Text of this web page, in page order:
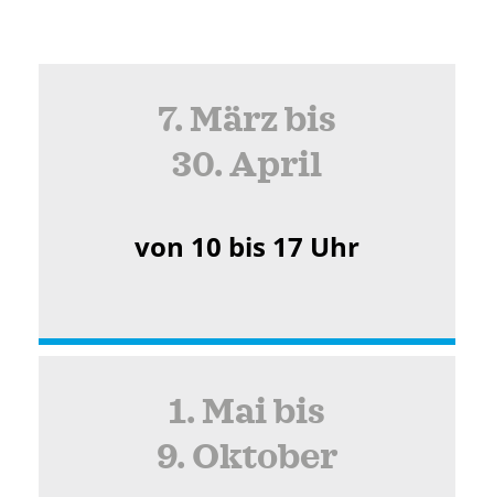
7. März bis
30. April
von 10 bis 17 Uhr
1. Mai bis
9. Oktober